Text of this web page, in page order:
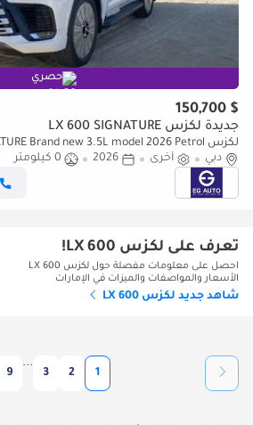
حصري
$ 150,700
جديدة لكزس LX 600 SIGNATURE
لكزس LX 600 SIGNATURE Brand new 3.5L model 2026 Petrol
دبي
أخرى 2026
0 كيلومتر
تعرف على لكزس LX 600!
احصل على معلومات مفصلة حول لكزس LX 600
الأسعار والمواصفات والميزات في الإمارات
شاهد جديد لكزس LX 600
1
2
3
...
9